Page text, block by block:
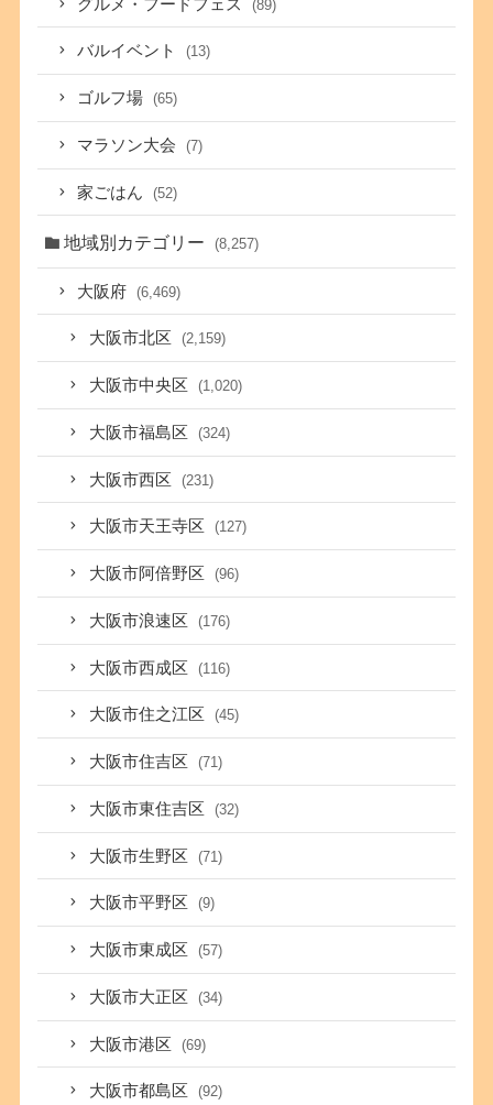
グルメ・フードフェス (89)
バルイベント (13)
ゴルフ場 (65)
マラソン大会 (7)
家ごはん (52)
地域別カテゴリー (8,257)
大阪府 (6,469)
大阪市北区 (2,159)
大阪市中央区 (1,020)
大阪市福島区 (324)
大阪市西区 (231)
大阪市天王寺区 (127)
大阪市阿倍野区 (96)
大阪市浪速区 (176)
大阪市西成区 (116)
大阪市住之江区 (45)
大阪市住吉区 (71)
大阪市東住吉区 (32)
大阪市生野区 (71)
大阪市平野区 (9)
大阪市東成区 (57)
大阪市大正区 (34)
大阪市港区 (69)
大阪市都島区 (92)